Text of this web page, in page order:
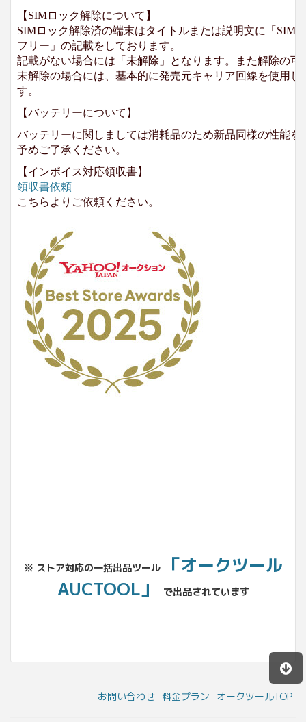
【SIMロック解除について】
SIMロック解除済の端末はタイトルまたは説明文に「SIM
フリー」の記載をしております。
記載がない場合には「未解除」となります。また解除の可
未解除の場合には、基本的に発売元キャリア回線を使用
す。
【バッテリーについて】
バッテリーに関しましては消耗品のため新品同様の性能
予めご了承ください。
【インボイス対応領収書】
領収書依頼
こちらよりご依頼ください。
※ ストア対応の一括出品ツール
「オークツール
AUCTOOL」
で出品されています
お問い合わせ 料金プラン オークツールTOP